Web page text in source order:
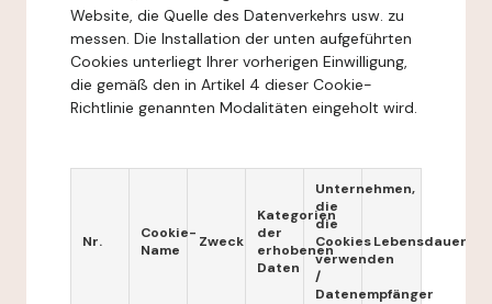
Website, die Quelle des Datenverkehrs usw. zu
messen. Die Installation der unten aufgeführten
Cookies unterliegt Ihrer vorherigen Einwilligung,
die gemäß den in Artikel 4 dieser Cookie-
Richtlinie genannten Modalitäten eingeholt wird.
Nr.
Cookie-
Name
Zweck
Kategorien
der
erhobenen
Daten
Unternehmen,
die
die
Cookies
verwenden
/
Datenempfänger
Lebensdauer